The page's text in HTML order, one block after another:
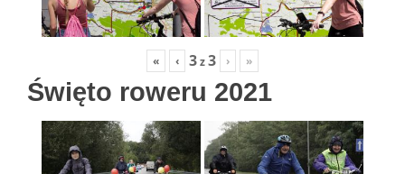
« ‹ 3z3 › »
Święto roweru 2021